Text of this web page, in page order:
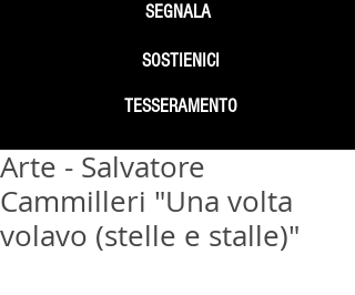
SEGNALA
SOSTIENICI
TESSERAMENTO
Arte - Salvatore
Cammilleri "Una volta
volavo (stelle e stalle)"